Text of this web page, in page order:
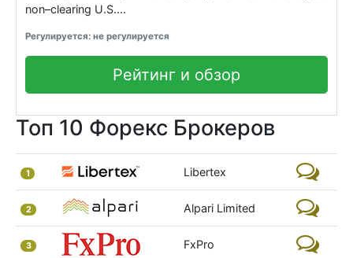
non–clearing U.S....
Регулируется: не регулируется
Рейтинг и обзор
Топ 10 Форекс Брокеров
1 Libertex
2 Alpari Limited
3 FxPro